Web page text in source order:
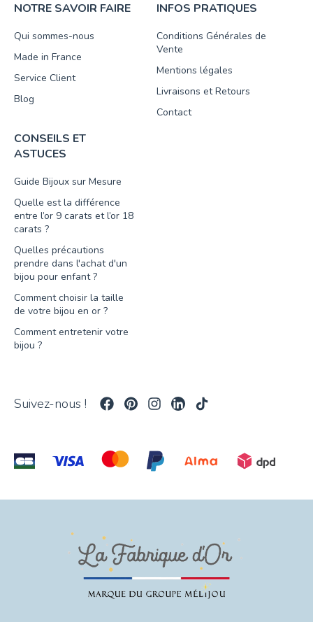
NOTRE SAVOIR FAIRE
Qui sommes-nous
Made in France
Service Client
Blog
INFOS PRATIQUES
Conditions Générales de
Vente
Mentions légales
Livraisons et Retours
Contact
CONSEILS ET
ASTUCES
Guide Bijoux sur Mesure
Quelle est la différence
entre l’or 9 carats et l’or 18
carats ?
Quelles précautions
prendre dans l'achat d'un
bijou pour enfant ?
Comment choisir la taille
de votre bijou en or ?
Comment entretenir votre
bijou ?
Suivez-nous !